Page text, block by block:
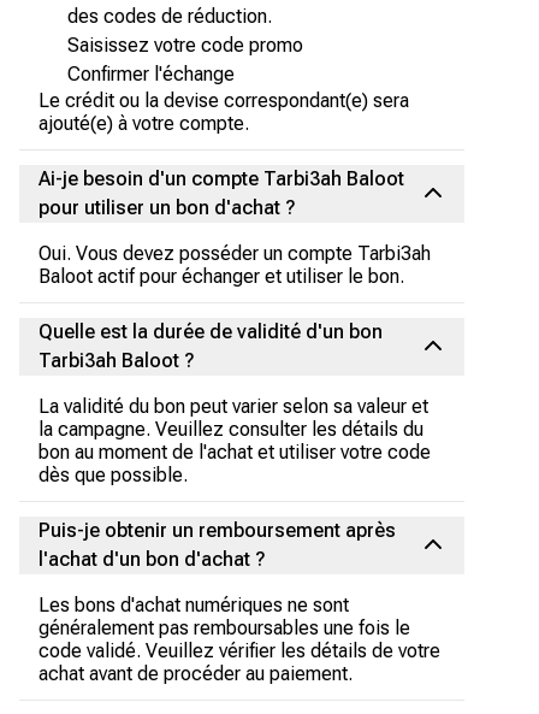
des codes de réduction.
Saisissez votre code promo
Confirmer l'échange
Le crédit ou la devise correspondant(e) sera
ajouté(e) à votre compte.
Ai-je besoin d'un compte Tarbi3ah Baloot
pour utiliser un bon d'achat ?
Oui. Vous devez posséder un compte Tarbi3ah
Baloot actif pour échanger et utiliser le bon.
Quelle est la durée de validité d'un bon
Tarbi3ah Baloot ?
La validité du bon peut varier selon sa valeur et
la campagne. Veuillez consulter les détails du
bon au moment de l'achat et utiliser votre code
dès que possible.
Puis-je obtenir un remboursement après
l'achat d'un bon d'achat ?
Les bons d'achat numériques ne sont
généralement pas remboursables une fois le
code validé. Veuillez vérifier les détails de votre
achat avant de procéder au paiement.